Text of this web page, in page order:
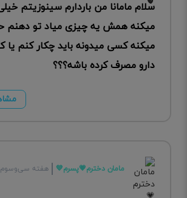
سلام مامانا من باردارم سینوزیتم
میکنه همش یه چیزی میاد تو دهنم
میکنه کسی میدونه باید چکار کنم یا
دارو مصرف کرده باشه؟؟؟
مشاهده
مامان دخترم💗پسرم💙 هفته سی‌وسوم